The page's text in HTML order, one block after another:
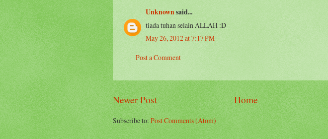
Unknownsaid...
tiada tuhan selain ALLAH :D
May 26, 2012 at 7:17 PM
Post a Comment
Newer Post Home
Subscribe to:Post Comments (Atom)